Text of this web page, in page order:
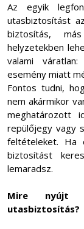
Az egyik
utasbiztosítást
biztosítás,
helyzetekben
valami
esemény miatt
Fontos tudni,
nem akármikor
meghatározott
repülőjegy vagy
feltételeket. Ha
biztosítást
lemaradsz.
Mire nyújt
utasbiztosítás?